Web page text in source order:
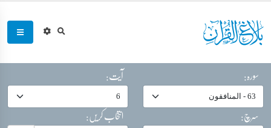
سورہ:
آیت:
سرچ:
انتخاب کریں: